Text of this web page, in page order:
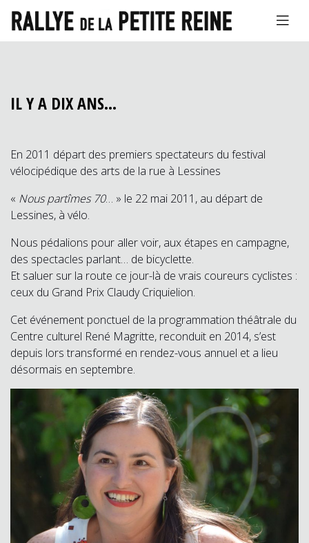
IL Y A DIX ANS…
En 2011 départ des premiers spectateurs du festival
vélocipédique des arts de la rue à Lessines
« Nous partîmes 70… » le 22 mai 2011, au départ de
Lessines, à vélo.
Nous pédalions pour aller voir, aux étapes en campagne,
des spectacles parlant… de bicyclette.
Et saluer sur la route ce jour-là de vrais coureurs cyclistes :
ceux du Grand Prix Claudy Criquielion.
Cet événement ponctuel de la programmation théâtrale du
Centre culturel René Magritte, reconduit en 2014, s’est
depuis lors transformé en rendez-vous annuel et a lieu
désormais en septembre.